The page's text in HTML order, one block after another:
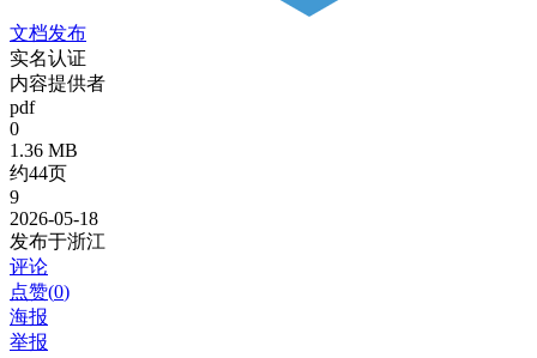
文档发布
实名认证
内容提供者
pdf
0
1.36 MB
约44页
9
2026-05-18
发布于浙江
评论
点赞(0)
海报
举报